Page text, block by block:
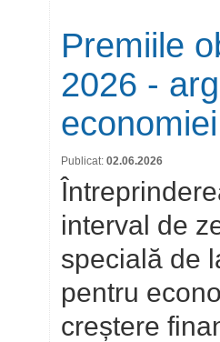
Premiile
2026 -
Publicat: 02.06.2026
interval de
specială de
pentru
creștere